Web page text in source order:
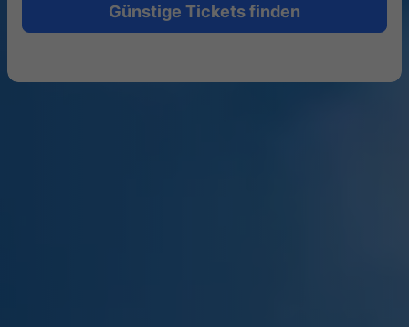
Günstige Tickets finden